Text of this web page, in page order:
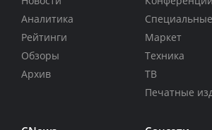
Аналитика
Рейтинги
Обзоры
Архив
Маркет
Техника
ТВ
Печатные